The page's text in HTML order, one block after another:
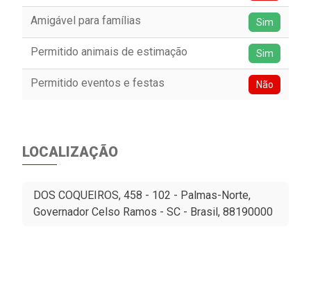
Amigável para famílias Sim
Permitido animais de estimação Sim
Permitido eventos e festas Não
LOCALIZAÇÃO
DOS COQUEIROS, 458 - 102 - Palmas-Norte,
Governador Celso Ramos - SC - Brasil, 88190000